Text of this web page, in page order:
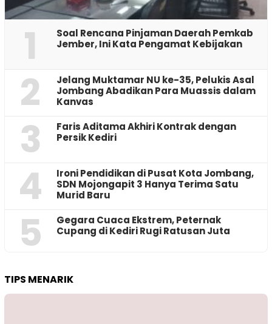
1
‎Soal Rencana Pinjaman Daerah Pemkab
Jember, Ini Kata Pengamat Kebijakan ‎
2
Jelang Muktamar NU ke-35, Pelukis Asal
Jombang Abadikan Para Muassis dalam
Kanvas
3
Faris Aditama Akhiri Kontrak dengan
Persik Kediri
4
Ironi Pendidikan di Pusat Kota Jombang,
SDN Mojongapit 3 Hanya Terima Satu
Murid Baru
5
‎Gegara Cuaca Ekstrem, Peternak
Cupang di Kediri Rugi Ratusan Juta
TIPS MENARIK